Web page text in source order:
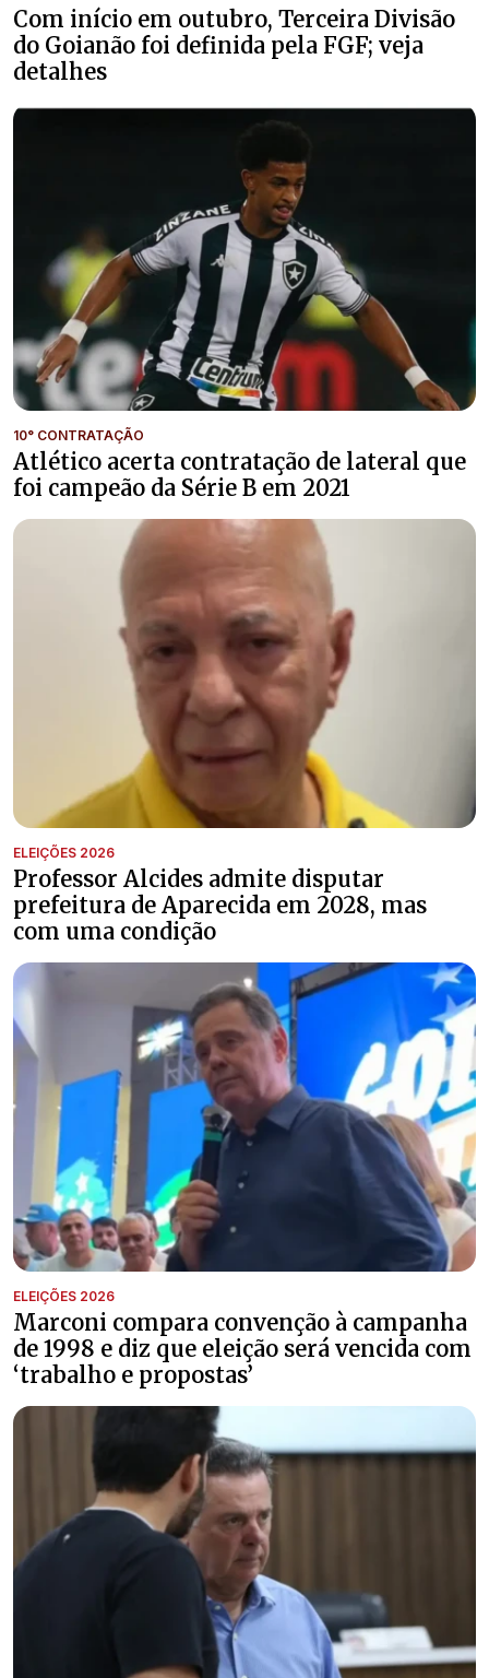
Com início em outubro, Terceira Divisão
do Goianão foi definida pela FGF; veja
detalhes
10° CONTRATAÇÃO
Atlético acerta contratação de lateral que
foi campeão da Série B em 2021
ELEIÇÕES 2026
Professor Alcides admite disputar
prefeitura de Aparecida em 2028, mas
com uma condição
ELEIÇÕES 2026
Marconi compara convenção à campanha
de 1998 e diz que eleição será vencida com
‘trabalho e propostas’